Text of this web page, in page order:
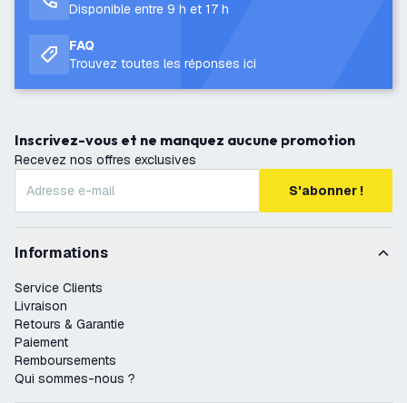
Disponible entre 9 h et 17 h
FAQ
Trouvez toutes les réponses ici
Inscrivez-vous et ne manquez aucune promotion
Recevez nos offres exclusives
S'abonner !
Informations
Service Clients
Livraison
Retours & Garantie
Paiement
Remboursements
Qui sommes-nous ?